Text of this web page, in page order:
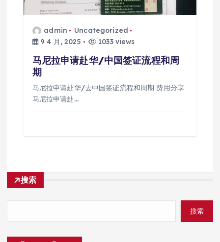
admin
Uncategorized
9 4 月, 2025
1033 views
马尼拉申请赴华/中国签证流程和周
期
马尼拉申请赴华/去中国签证流程和周期 费用分享
马尼拉申请赴…
搜索
搜索